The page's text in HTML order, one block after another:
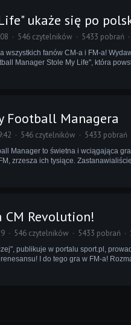
ukaże się po
546 czytelników 5433 pobrań
wszystkich fanów CM-a i FM-a!
Manager Stole My Life", która
Football Managera
546 czytelników 5433 pobrań
Manager to świetna i wciągająca
zrzesza ich tysiące.
CM Revolution!
546 czytelników 5433 pobrań
publikuje w portalu sport.pl,
I do tego gra w FM-a!